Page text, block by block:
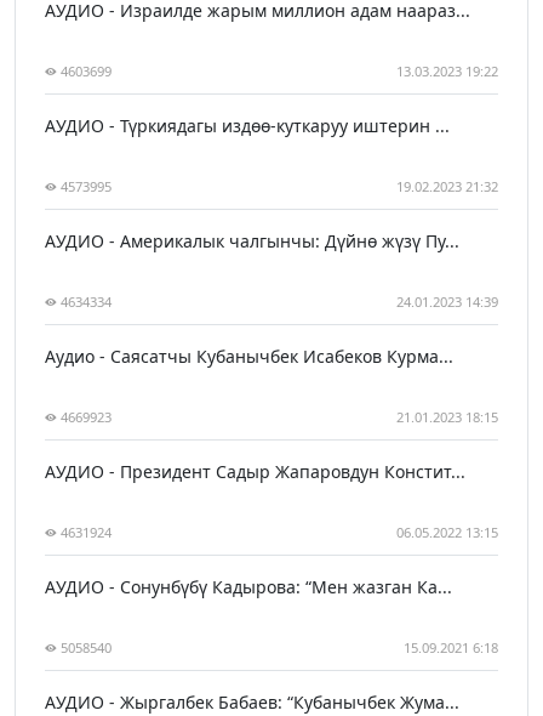
АУДИО - Израилде жарым миллион адам наараз...
4603699 13.03.2023 19:22
АУДИО - Түркиядагы издөө-куткаруу иштерин ...
4573995 19.02.2023 21:32
АУДИО - Америкалык чалгынчы: Дүйнө жүзү Пу...
4634334 24.01.2023 14:39
Аудио - Саясатчы Кубанычбек Исабеков Курма...
4669923 21.01.2023 18:15
АУДИО - Президент Садыр Жапаровдун Констит...
4631924 06.05.2022 13:15
АУДИО - Сонунбүбү Кадырова: “Мен жазган Ка...
5058540 15.09.2021 6:18
АУДИО - Жыргалбек Бабаев: “Кубанычбек Жума...